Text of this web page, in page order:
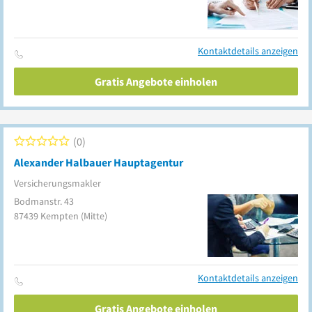
Kontaktdetails anzeigen
Gratis Angebote einholen
Alexander Halbauer Hauptagentur
Versicherungsmakler
0
Bodmanstr. 43
87439 Kempten (Mitte)
Kontaktdetails anzeigen
Gratis Angebote einholen